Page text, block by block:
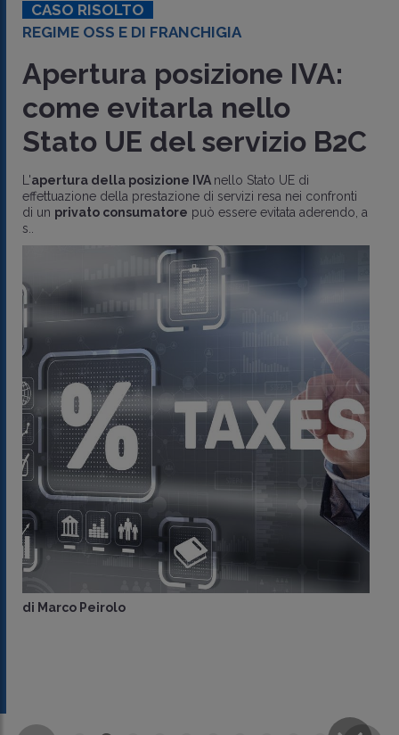
CASO RISOLTO
REGIME OSS E DI FRANCHIGIA
Apertura posizione IVA:
come evitarla nello
Stato UE del servizio B2C
L'apertura della posizione IVA nello Stato UE di
effettuazione della prestazione di servizi resa nei confronti
di un privato consumatore può essere evitata aderendo, a
s..
di Marco Peirolo